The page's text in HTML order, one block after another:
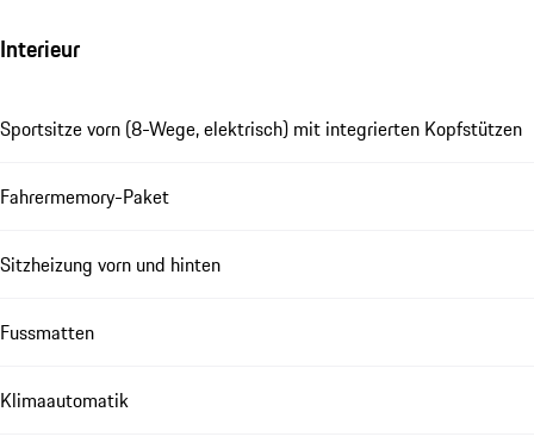
Interieur
Sportsitze vorn (8-Wege, elektrisch) mit integrierten Kopfstützen
Fahrermemory-Paket
Sitzheizung vorn und hinten
Fussmatten
Klimaautomatik